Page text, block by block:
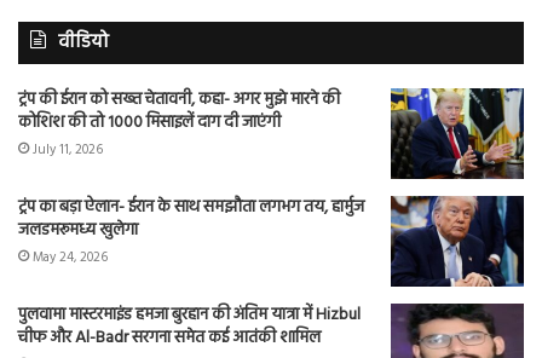
वीडियो
ट्रंप की ईरान को सख्त चेतावनी, कहा- अगर मुझे मारने की
कोशिश की तो 1000 मिसाइलें दाग दी जाएंगी
July 11, 2026
ट्रंप का बड़ा ऐलान- ईरान के साथ समझौता लगभग तय, हार्मुज
जलडमरूमध्य खुलेगा
May 24, 2026
पुलवामा मास्टरमाइंड हमजा बुरहान की अंतिम यात्रा में Hizbul
चीफ और Al-Badr सरगना समेत कई आतंकी शामिल